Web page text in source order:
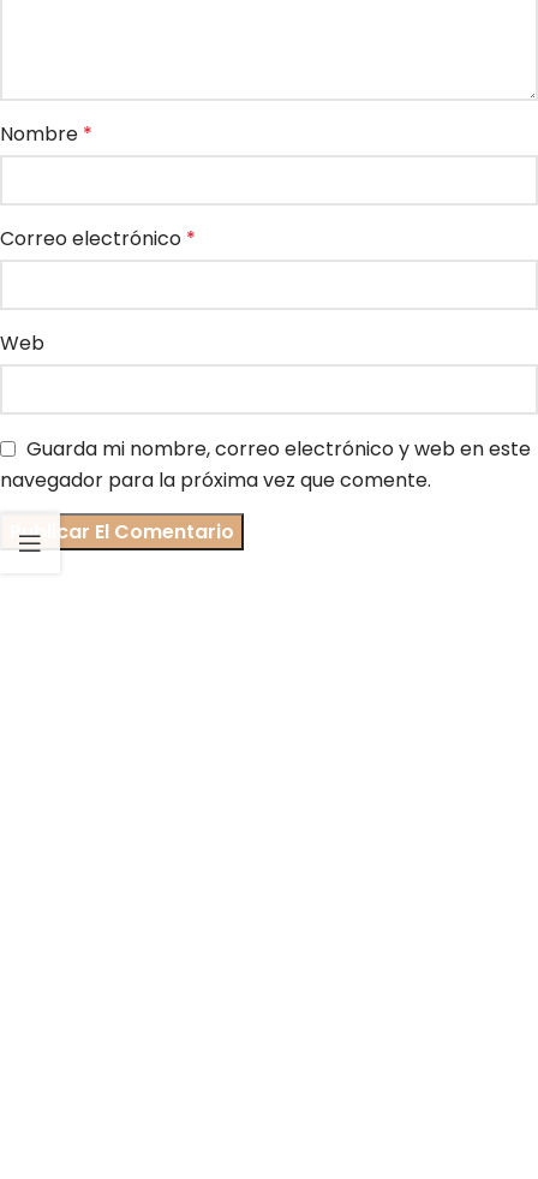
Nombre *
Correo electrónico *
Web
Guarda mi nombre, correo electrónico y web en este
navegador para la próxima vez que comente.